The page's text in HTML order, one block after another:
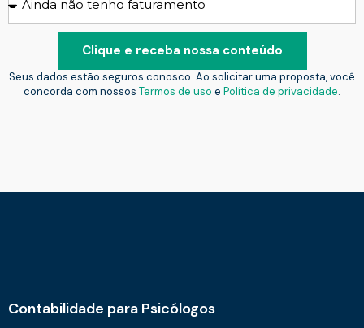
Clique e receba nossa conteúdo
Seus dados estão seguros conosco. Ao solicitar uma proposta, você
concorda com nossos Termos de uso e Política de privacidade.
Contabilidade para Psicólogos